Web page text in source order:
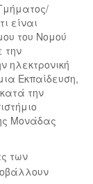
είναι
του Νομού
την
ηλεκτρονική
Εκπαίδευση,
την
Μονάδας
των